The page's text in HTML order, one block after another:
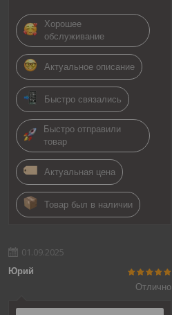
Хорошее
обслуживание
Актуальное описание
Быстро связались
Быстро отправили
товар
Актуальная цена
Товар был в наличии
01.09.2025
Юрий
Отлично